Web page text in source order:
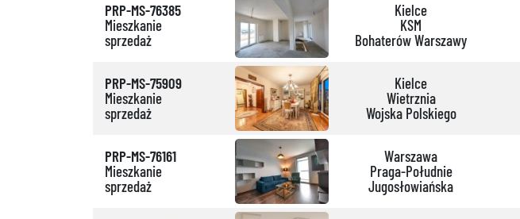
PRP-MS-76385
Mieszkanie
sprzedaż
Kielce
KSM
Bohaterów Warszawy
PRP-MS-75909
Mieszkanie
sprzedaż
Kielce
Wietrznia
Wojska Polskiego
PRP-MS-76161
Mieszkanie
sprzedaż
Warszawa
Praga-Południe
Jugosłowiańska